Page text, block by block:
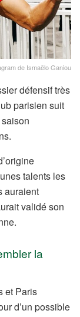
de Ismaëlo Ganiou
défensif très
parisien suit
saison
talents les
auraient
validé son
la
et Paris
d’un possible